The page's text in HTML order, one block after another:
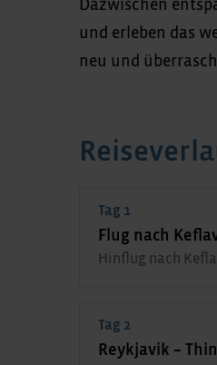
Dazwischen
und erleben das
neu und
Tag 1
Flug nach
Hinflug nach
Tag 2
Reykjavik –